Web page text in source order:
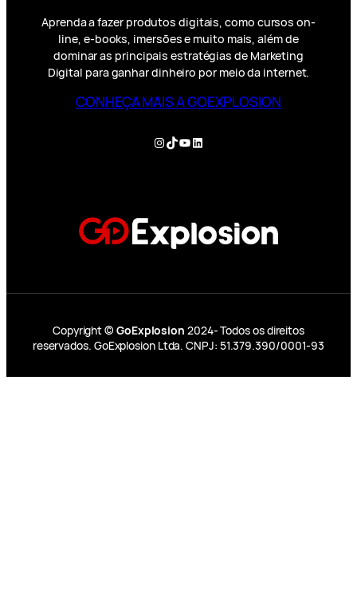
Aprenda a fazer produtos digitais, como cursos on-
line, e-books, imersões e muito mais, além de
dominar as principais estratégias de Marketing
Digital para ganhar dinheiro por meio da internet.
CONHEÇA MAIS A GOEXPLOSION
Instagram
TikTok
YouTube
LinkedIn
Copyright © GoExplosion 2024- Todos os direitos
reservados. GoExplosion Ltda. CNPJ: 51.379.390/0001-93